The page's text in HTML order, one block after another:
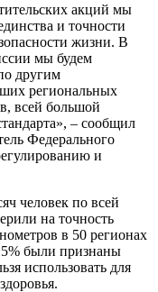
акций мы
и точности
жизни. В
мы будем
другим
региональных
всей большой
– сообщил
Федерального
и
человек по всей
на точность
в 50 регионах
были признаны
использовать для